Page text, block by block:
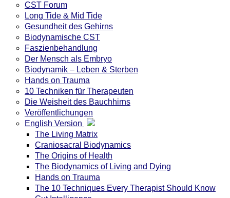
CST Forum
Long Tide & Mid Tide
Gesundheit des Gehirns
Biodynamische CST
Faszienbehandlung
Der Mensch als Embryo
Biodynamik – Leben & Sterben
Hands on Trauma
10 Techniken für Therapeuten
Die Weisheit des Bauchhirns
Veröffentlichungen
English Version
The Living Matrix
Craniosacral Biodynamics
The Origins of Health
The Biodynamics of Living and Dying
Hands on Trauma
The 10 Techniques Every Therapist Should Know